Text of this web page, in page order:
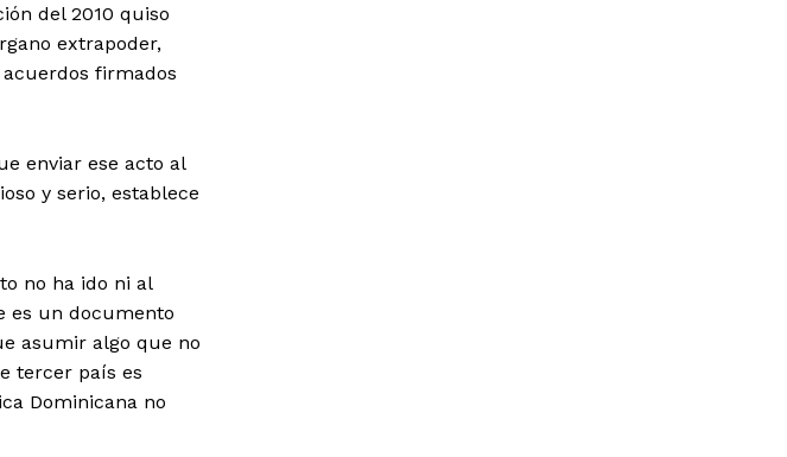
del 2010 quiso
extrapoder,
firmados
enviar ese acto al
y serio, establece
no ha ido ni al
es un documento
asumir algo que no
tercer país es
Dominicana no